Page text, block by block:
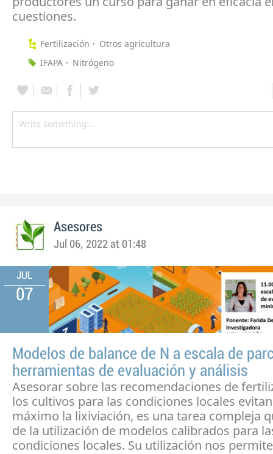
cuestiones.
Fertilización
Otros agricultura
IFAPA
Nitrógeno
Asesores
Jul 06, 2022 at 01:48
JUL
07
Modelos de balance de N a escala de
herramientas de evaluación y análisis
Asesorar sobre las recomendaciones de
los cultivos para las condiciones locales
máximo la lixiviación, es una tarea compleja
de la utilización de modelos calibrados para
condiciones locales. Su utilización nos